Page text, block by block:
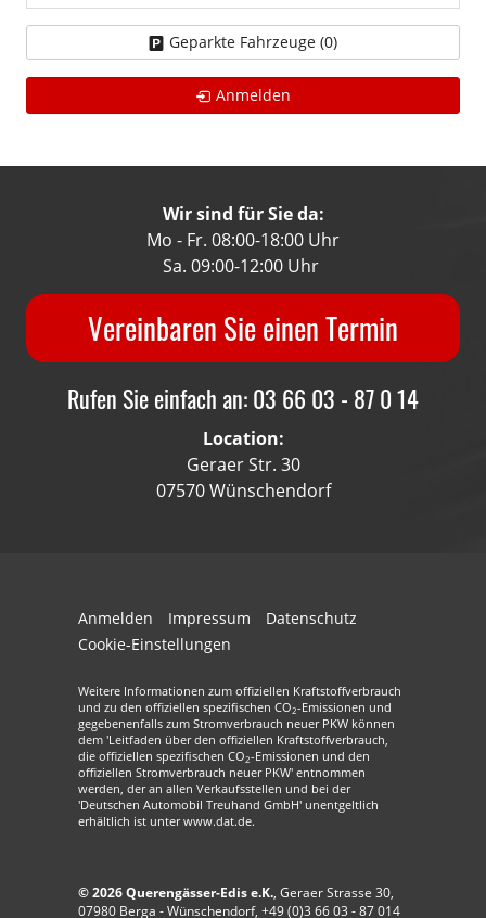
Geparkte Fahrzeuge (0)
Anmelden
Wir sind für Sie da:
Mo - Fr. 08:00-18:00 Uhr
Sa. 09:00-12:00 Uhr
Vereinbaren Sie einen Termin
Rufen Sie einfach an: 03 66 03 - 87 0 14
Location:
Geraer Str. 30
07570 Wünschendorf
Anmelden Impressum
Datenschutz
Cookie-Einstellungen
Weitere Informationen zum offiziellen Kraftstoffverbrauch
und zu den offiziellen spezifischen CO2-Emissionen und
gegebenenfalls zum Stromverbrauch neuer PKW können
dem 'Leitfaden über den offiziellen Kraftstoffverbrauch,
die offiziellen spezifischen CO2-Emissionen und den
offiziellen Stromverbrauch neuer PKW' entnommen
werden, der an allen Verkaufsstellen und bei der
'Deutschen Automobil Treuhand GmbH' unentgeltlich
erhältlich ist unter www.dat.de.
© 2026Querengässer-Edis e.K., Geraer Strasse 30,
07980 Berga - Wünschendorf, +49 (0)3 66 03 - 87 014